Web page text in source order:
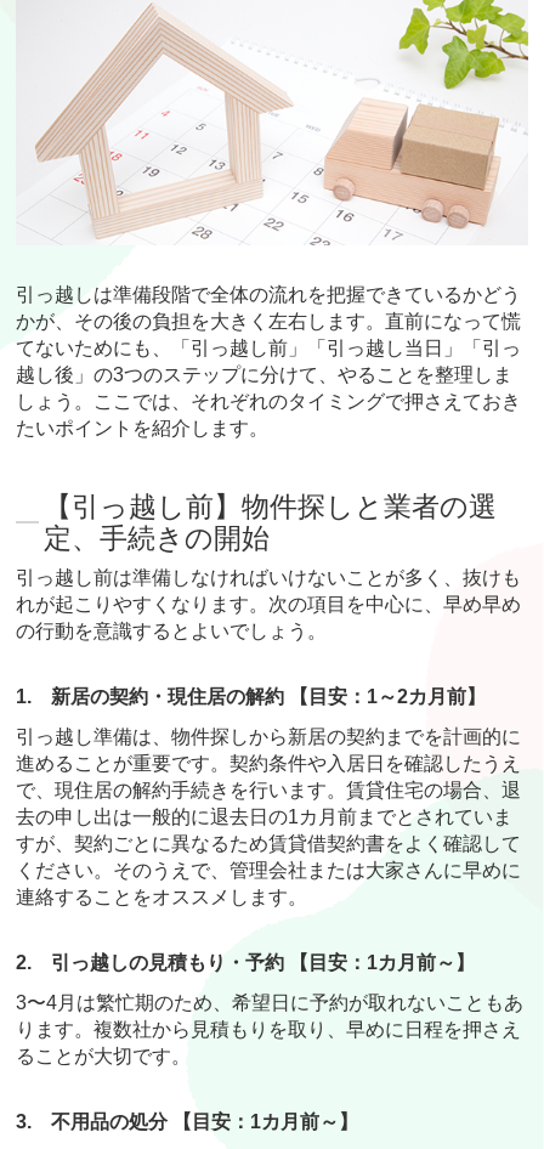
引っ越しは準備段階で全体の流れを把握できているかどう
かが、その後の負担を大きく左右します。直前になって慌
てないためにも、「引っ越し前」「引っ越し当日」「引っ
越し後」の3つのステップに分けて、やることを整理しま
しょう。ここでは、それぞれのタイミングで押さえておき
たいポイントを紹介します。
【引っ越し前】物件探しと業者の選
定、手続きの開始
引っ越し前は準備しなければいけないことが多く、抜けも
れが起こりやすくなります。次の項目を中心に、早め早め
の行動を意識するとよいでしょう。
1.
新居の契約・現住居の解約 【目安：1～2カ月前】
引っ越し準備は、物件探しから新居の契約までを計画的に
進めることが重要です。契約条件や入居日を確認したうえ
で、現住居の解約手続きを行います。賃貸住宅の場合、退
去の申し出は一般的に退去日の1カ月前までとされていま
すが、契約ごとに異なるため賃貸借契約書をよく確認して
ください。そのうえで、管理会社または大家さんに早めに
連絡することをオススメします。
2.
引っ越しの見積もり・予約 【目安：1カ月前～】
3〜4月は繁忙期のため、希望日に予約が取れないこともあ
ります。複数社から見積もりを取り、早めに日程を押さえ
ることが大切です。
3.
不用品の処分 【目安：1カ月前～】